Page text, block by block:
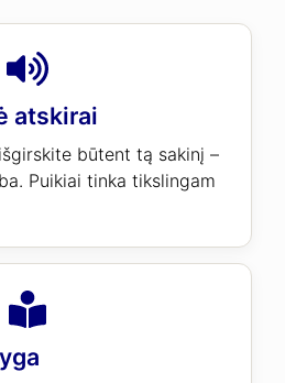
atskirai
būtent tą sakinį –
Puikiai tinka tikslingam